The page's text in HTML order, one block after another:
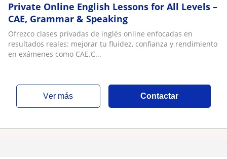
Private Online English Lessons for All Levels –
CAE, Grammar & Speaking
Ofrezco clases privadas de inglés online enfocadas en
resultados reales: mejorar tu fluidez, confianza y rendimiento
en exámenes como CAE.C...
ver más Contactar